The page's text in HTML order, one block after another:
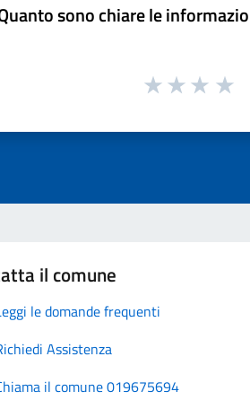
sono chiare le
il comune
le domande frequenti
Assistenza
il comune 019675694